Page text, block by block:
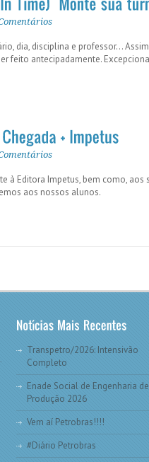
dia, disciplina e professor…
feito antecipadamente.
à Editora Impetus, bem como,
aos nossos alunos.
Transpetro/2026: Intensivão
Completo
Enade Social de Engenharia de
Produção 2026
Vem aí Petrobras!!!!
#Diário Petrobras